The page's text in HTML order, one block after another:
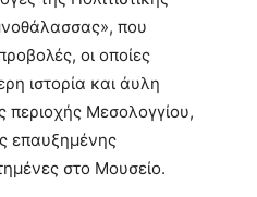
που
οι οποίες
ιστορία και άυλη
περιοχής Μεσολογγίου,
επαυξημένης
στο Μουσείο.